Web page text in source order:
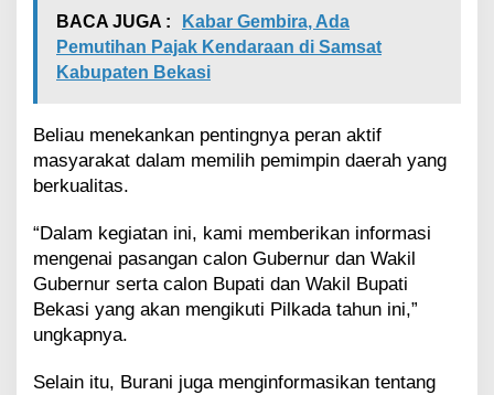
r
a
m
m
u
t
a
BACA JUGA :
Kabar Gembira, Ada
Pemutihan Pajak Kendaraan di Samsat
Kabupaten Bekasi
Beliau menekankan pentingnya peran aktif
masyarakat dalam memilih pemimpin daerah yang
berkualitas.
“Dalam kegiatan ini, kami memberikan informasi
mengenai pasangan calon Gubernur dan Wakil
Gubernur serta calon Bupati dan Wakil Bupati
Bekasi yang akan mengikuti Pilkada tahun ini,”
ungkapnya.
Selain itu, Burani juga menginformasikan tentang